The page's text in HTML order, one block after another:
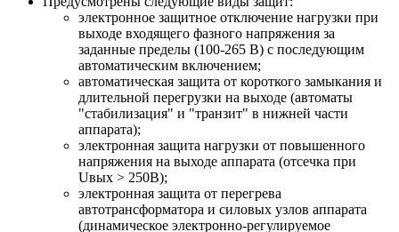
электронное защитное отключение нагрузки при
выходе входящего фазного напряжения за
заданные пределы (100-265 В) с последующим
автоматическим включением;
автоматическая защита от короткого замыкания и
длительной перегрузки на выходе (автоматы
"стабилизация" и "транзит" в нижней части
аппарата);
электронная защита нагрузки от повышенного
напряжения на выходе аппарата (отсечка при
Uвых > 250В);
электронная защита от перегрева
автотрансформатора и силовых узлов аппарата
(динамическое электронно-регулируемое